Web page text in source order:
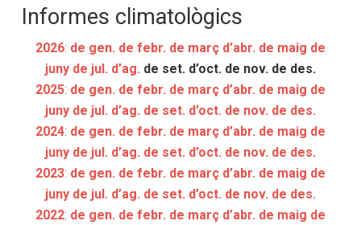
Informes climatològics
2026: de gen. de febr. de març d’abr. de maig de
juny de jul. d’ag. de set. d’oct. de nov. de des.
2025: de gen. de febr. de març d’abr. de maig de
juny de jul. d’ag. de set. d’oct. de nov. de des.
2024: de gen. de febr. de març d’abr. de maig de
juny de jul. d’ag. de set. d’oct. de nov. de des.
2023: de gen. de febr. de març d’abr. de maig de
juny de jul. d’ag. de set. d’oct. de nov. de des.
2022: de gen. de febr. de març d’abr. de maig de